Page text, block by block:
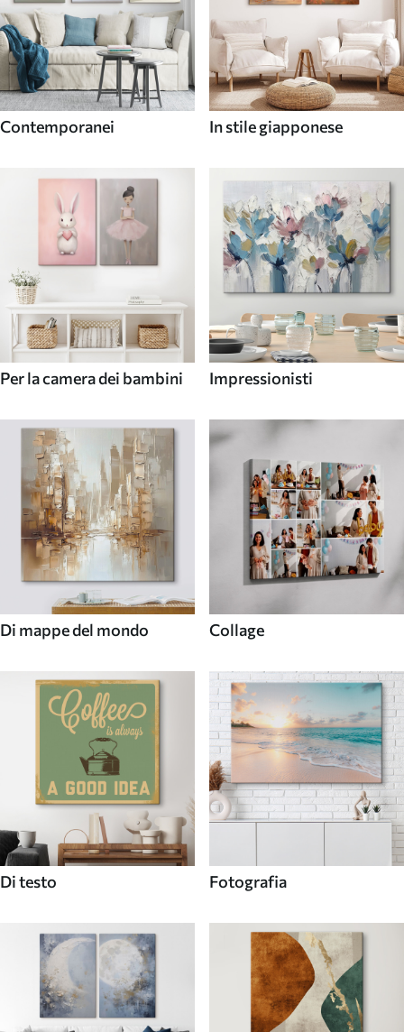
Contemporanei In stile giapponese
Per la camera dei bambini Impressionisti
Di mappe del mondo Collage
Di testo Fotografia